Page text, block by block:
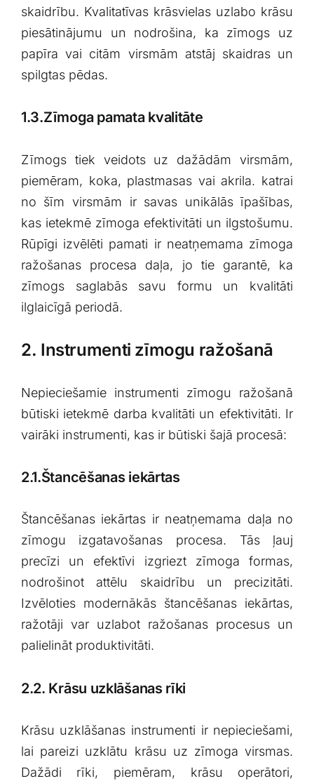
skaidrību. Kvalitatīvas krāsvielas ⁣uzlabo krāsu
⁤piesātinājumu⁤ un nodrošina, ka zīmogs uz
papīra vai citām ⁢virsmām atstāj ⁣skaidras un
spilgtas pēdas.
1.3.Zīmoga ⁤pamata kvalitāte
Zīmogs tiek‍ veidots uz⁣ dažādām virsmām,
piemēram, koka, plastmasas vai akrila.‌ katrai
no šīm virsmām ir savas unikālās‍ īpašības,⁢
kas⁢ ietekmē zīmoga efektivitāti⁢ un ilgstošumu.
Rūpīgi izvēlēti pamati ir neatņemama⁣ zīmoga
ražošanas procesa daļa, jo tie ​garantē, ‌ka‌
zīmogs ⁢saglabās⁣ savu formu un kvalitāti
ilglaicīgā periodā.
2. Instrumenti ⁤zīmogu ražošanā
Nepieciešamie instrumenti zīmogu ražošanā
būtiski ietekmē darba kvalitāti un efektivitāti. Ir
vairāki ⁣instrumenti, kas ir būtiski ‌šajā procesā:
2.1.Štancēšanas iekārtas
Štancēšanas iekārtas ‍ir neatņemama​ daļa no
zīmogu izgatavošanas procesa. ⁤Tās ļauj
⁢precīzi un efektīvi izgriezt zīmoga ⁣formas,
nodrošinot ‍attēlu skaidrību un precizitāti.‍
Izvēloties‍ modernākās štancēšanas iekārtas,
ražotāji var uzlabot ražošanas procesus un
palielināt produktivitāti.
2.2. Krāsu uzklāšanas rīki
Krāsu uzklāšanas instrumenti ir nepieciešami,
lai pareizi uzklātu ⁢krāsu uz ⁤zīmoga⁤ virsmas.
Dažādi rīki, ‌piemēram, krāsu operātori,